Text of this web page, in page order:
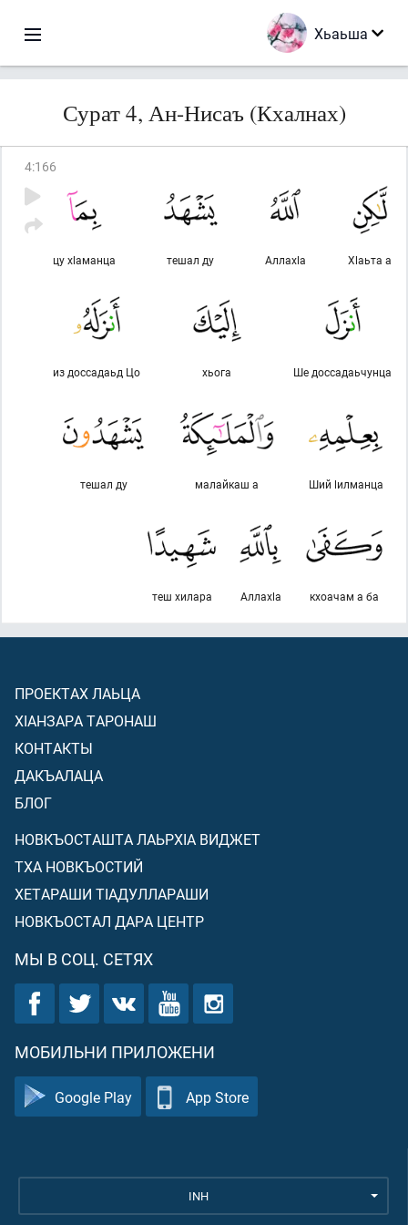
Хьаьша
Сурат 4, Ан-Нисаъ (Кхалнах)
4:166
Хlаьта а
Аллахlа
тешал ду
цу хlаманца
Ше доссадаьчунца
хьога
из доссадаьд Цо
Ший lилманца
малайкаш а
тешал ду
кхоачам а ба
Аллахlа
теш хилара
ПРОЕКТАХ ЛАЬЦА
ХIАНЗАРА ТАРОНАШ
КОНТАКТЫ
ДАКЪАЛАЦА
БЛОГ
НОВКЪОСТАШТА ЛАЬРХIА ВИДЖЕТ
ТХА НОВКЪОСТИЙ
ХЕТАРАШИ ТIАДУЛЛАРАШИ
НОВКЪОСТАЛ ДАРА ЦЕНТР
МЫ В СОЦ. СЕТЯХ
МОБИЛЬНИ ПРИЛОЖЕНИ
Google Play App Store
INH